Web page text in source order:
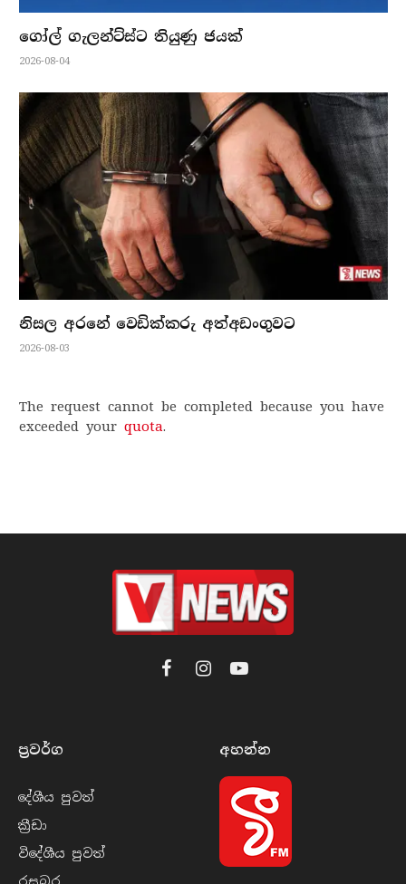
ගෝල් ගැලන්ට්ස්ට තියුණු ජයක්
2026-08-04
නිසල අරනේ වෙඩික්කරු අත්අඩංගුවට
2026-08-03
The request cannot be completed because you have
exceeded your quota.
FacebookInstagramYouTube
ප්‍රවර්​ග
දේශීය පුව​ත්
ක්‍රී​ඩා
විදේශීය පුව​ත්
අහන්​න